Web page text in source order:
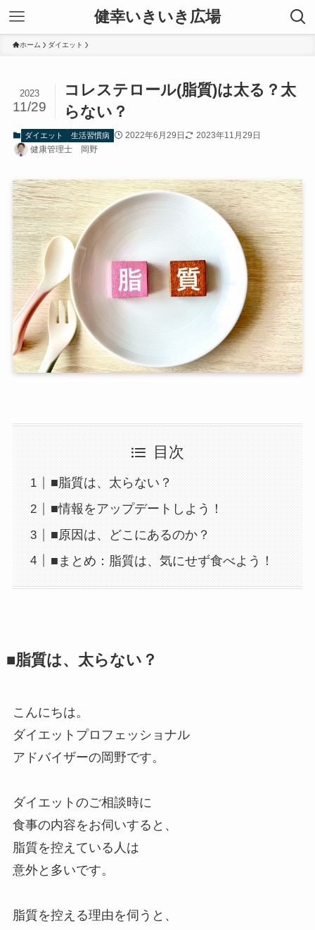
健幸いきいき広場
ホーム ダイエット
コレステロール(脂質)は太る？太
らない？
2023
11/29
ダイエット 生活習慣病 2022年6月29日
2023年11月29日
健康管理士 岡野
目次
■脂質は、太らない？
■情報をアップデートしよう！
■原因は、どこにあるのか？
■まとめ：脂質は、気にせず食べよう！
■脂質は、太らない？
こんにちは。
ダイエットプロフェッショナル
アドバイザーの岡野です。
ダイエットのご相談時に
食事の内容をお伺いすると、
脂質を控えている人は
意外と多いです。
脂質を控える理由を伺うと、